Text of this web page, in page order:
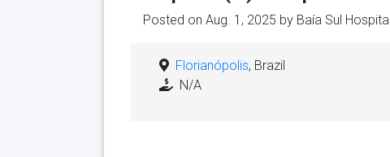
Posted on Aug. 1, 2025 by Baía Sul Hospital
Florianópolis, Brazil
N/A